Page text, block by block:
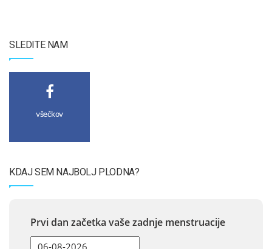
SLEDITE NAM
všečkov
KDAJ SEM NAJBOLJ PLODNA?
Prvi dan začetka vaše zadnje menstruacije